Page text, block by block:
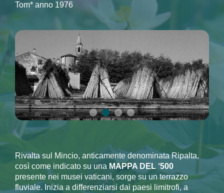
Tom* anno 1976
Rivalta sul Mincio, anticamente denominata Ripalta,
così come indicato su una MAPPA DEL ‘500
presente nei musei vaticani, sorge su un terrazzo
fluviale. Inizia a differenziarsi dai paesi limitrofi, a